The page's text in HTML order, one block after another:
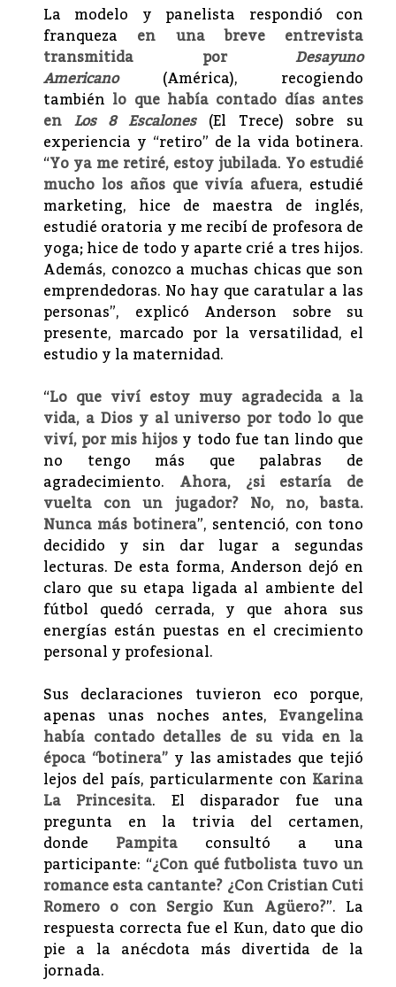
La modelo y panelista respondió con
franqueza en una breve entrevista
transmitida por Desayuno
Americano (América), recogiendo
también lo que había contado días antes
en Los 8 Escalones(El Trece) sobre su
experiencia y “retiro” de la vida botinera.
“Yo ya me retiré, estoy jubilada. Yo estudié
mucho los años que vivía afuera, estudié
marketing, hice de maestra de inglés,
estudié oratoria y me recibí de profesora de
yoga; hice de todo y aparte crié a tres hijos.
Además, conozco a muchas chicas que son
emprendedoras. No hay que caratular a las
personas”, explicó Anderson sobre su
presente, marcado por la versatilidad, el
estudio y la maternidad.
“Lo que viví estoy muy agradecida a la
vida, a Dios y al universo por todo lo que
viví, por mis hijosy todo fue tan lindo que
no tengo más que palabras de
agradecimiento. Ahora, ¿si estaría de
vuelta con un jugador? No, no, basta.
Nunca más botinera”, sentenció, con tono
decidido y sin dar lugar a segundas
lecturas. De esta forma, Anderson dejó en
claro que su etapa ligada al ambiente del
fútbol quedó cerrada, y que ahora sus
energías están puestas en el crecimiento
personal y profesional.
Sus declaraciones tuvieron eco porque,
apenas unas noches antes, Evangelina
había contado detalles de su vida en la
época “botinera”y las amistades que tejió
lejos del país, particularmente con Karina
La Princesita. El disparador fue una
pregunta en la trivia del certamen,
donde Pampita consultó a una
participante: “¿Con qué futbolista tuvo un
romance esta cantante? ¿Con Cristian Cuti
Romero o con Sergio Kun Agüero?”. La
respuesta correcta fue el Kun, dato que dio
pie a la anécdota más divertida de la
jornada.